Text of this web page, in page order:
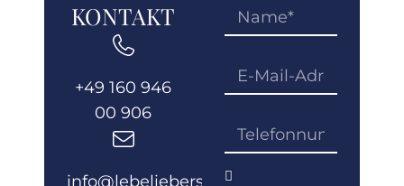
KONTAKT
+49 160 946
00 906
info@lebelieberschoener.com